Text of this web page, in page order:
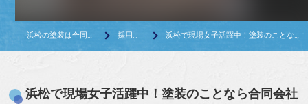
浜松の塗装は合同会社TRUST 採用ブログ 浜松で現場女子活躍中！塗装のことなら合同会社TRUST
浜松で現場女子活躍中！塗装のことなら合同会社